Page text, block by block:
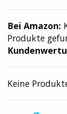
Bei Amazon:
Produkte
Keine